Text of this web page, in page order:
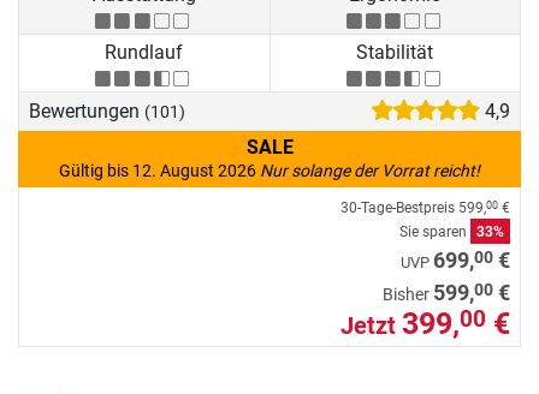
Rundlauf Stabilität
Bewertungen (101)
4,9
SALE
Gültig bis 12. August 2026 Nur solange der Vorrat reicht!
30-Tage-Bestpreis 599,00 €
Sie sparen
33%
UVP 699,00 €
Bisher 599,00 €
Jetzt 399,00 €